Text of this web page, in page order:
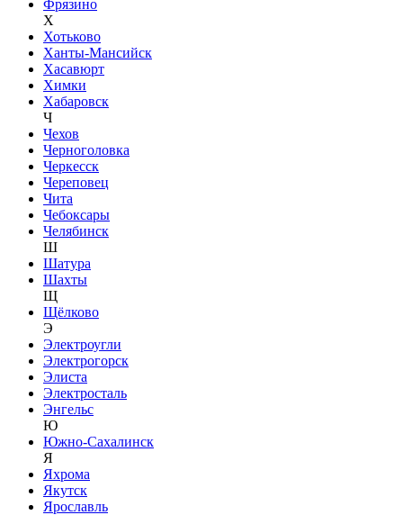
Фрязино
Х
Хотьково
Ханты-Мансийск
Хасавюрт
Химки
Хабаровск
Ч
Чехов
Черноголовка
Черкесск
Череповец
Чита
Чебоксары
Челябинск
Ш
Шатура
Шахты
Щ
Щёлково
Э
Электроугли
Электрогорск
Элиста
Электросталь
Энгельс
Ю
Южно-Сахалинск
Я
Яхрома
Якутск
Ярославль